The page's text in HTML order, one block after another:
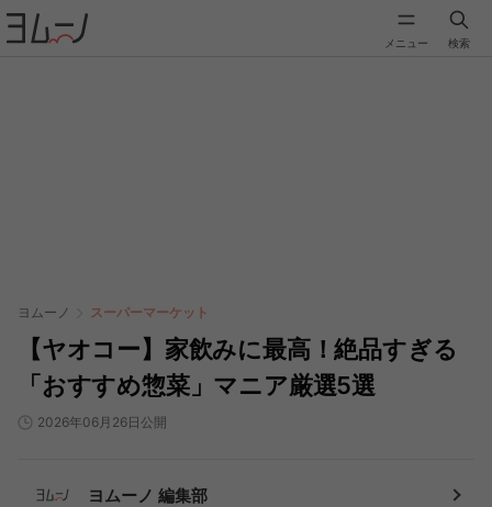
メニュー 検索
ヨムーノ スーパーマーケット
【ヤオコー】家飲みに最高！絶品すぎる
「おすすめ惣菜」マニア厳選5選
2026年06月26日公開
ヨムーノ 編集部